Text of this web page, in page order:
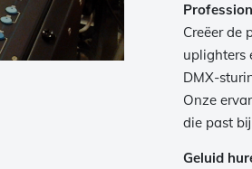
Creëer de
uplighters
DMX-
Onze
die past
Geluid